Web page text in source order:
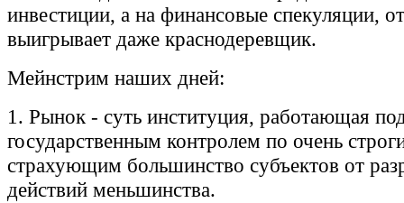
инвестиции, а на финансовые спекуляции,
выигрывает даже краснодеревщик.
Мейнстрим наших дней:
1. Рынок - суть институция, работающая
государственным контролем по очень
страхующим большинство субъектов от
действий меньшинства.